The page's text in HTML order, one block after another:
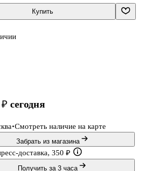
Купить
₽ сегодня
Смотреть наличие на карте
Забрать из магазина
доставка, 350 ₽
Получить за 3 часа